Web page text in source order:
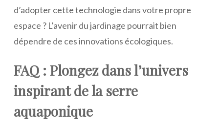
d’adopter cette technologie dans votre propre
espace ? L’avenir du jardinage pourrait bien
dépendre de ces innovations écologiques.
FAQ : Plongez dans l’univers
inspirant de la serre
aquaponique